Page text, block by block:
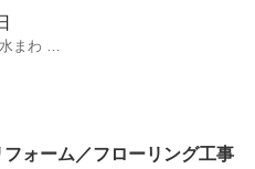
まわ …
ォーム／フローリング工事